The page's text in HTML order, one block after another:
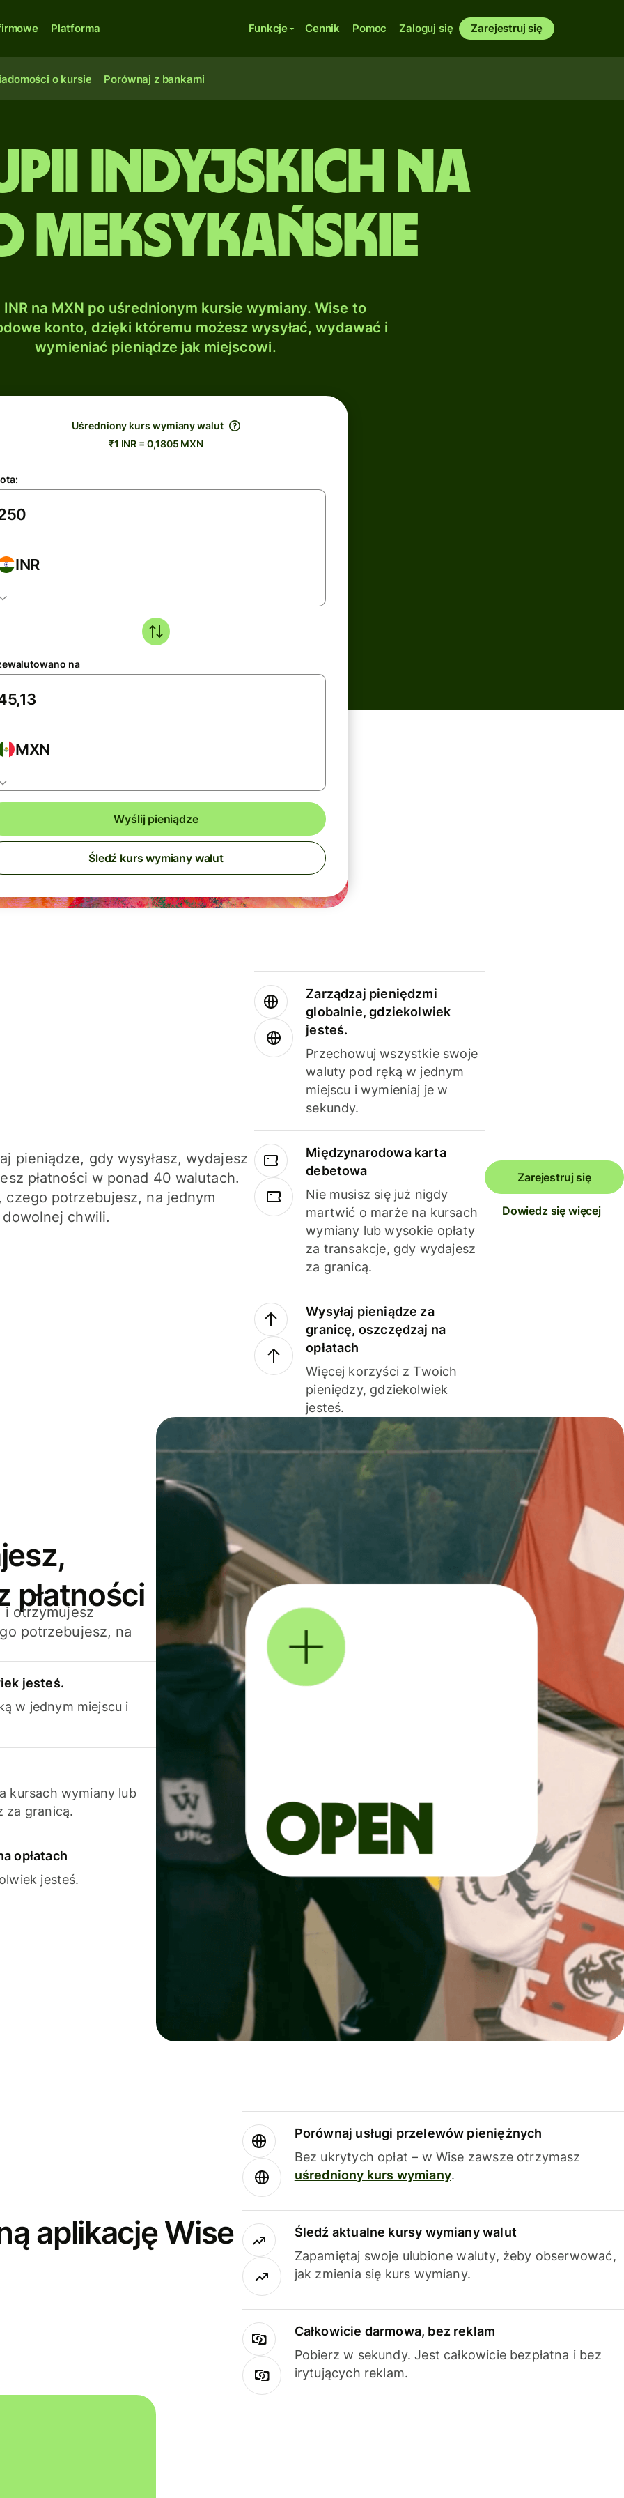
Platforma Funkcje Cennik Pomoc Zaloguj się Zarejestruj się
o kursie Porównaj z bankami
indyjskich na
meksykańskie
na MXN po uśrednionym kursie wymiany. Wise to
konto, dzięki któremu możesz wysyłać, wydawać i
wymieniać pieniądze jak miejscowi.
Uśredniony kurs wymiany walut
₹1 INR = 0,1805 MXN
INR
na
MXN
Wyślij pieniądze
Śledź kurs wymiany walut
pieniądze, gdy wysyłasz, wydajesz
płatności w ponad 40 walutach.
czego potrzebujesz, na jednym
chwili.
Zarządzaj pieniędzmi
globalnie, gdziekolwiek
jesteś.
Przechowuj wszystkie swoje
waluty pod ręką w jednym
miejscu i wymieniaj je w
sekundy.
Międzynarodowa karta
debetowa
Nie musisz się już nigdy
martwić o marże na kursach
wymiany lub wysokie opłaty
za transakcje, gdy wydajesz
za granicą.
Wysyłaj pieniądze za
granicę, oszczędzaj na
opłatach
Więcej korzyści z Twoich
pieniędzy, gdziekolwiek
jesteś.
Zarejestruj się
Dowiedz się więcej
płatności
i otrzymujesz
potrzebujesz, na
jesteś.
w jednym miejscu i
kursach wymiany lub
za granicą.
opłatach
jesteś.
aplikację Wise
Porównaj usługi przelewów pieniężnych
Bez ukrytych opłat – w Wise zawsze otrzymasz
uśredniony kurs wymiany.
Śledź aktualne kursy wymiany walut
Zapamiętaj swoje ulubione waluty, żeby obserwować,
jak zmienia się kurs wymiany.
Całkowicie darmowa, bez reklam
Pobierz w sekundy. Jest całkowicie bezpłatna i bez
irytujących reklam.